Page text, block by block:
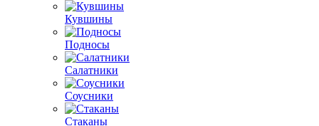
Кувшины
Подносы
Салатники
Соусники
Стаканы